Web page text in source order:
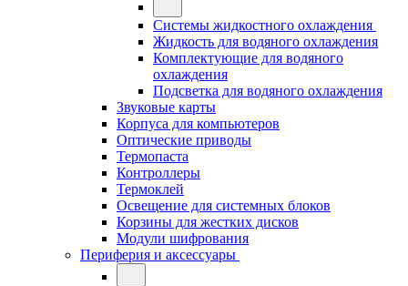
Системы жидкостного охлаждения
Жидкость для водяного охлаждения
Комплектующие для водяного
охлаждения
Подсветка для водяного охлаждения
Звуковые карты
Корпуса для компьютеров
Оптические приводы
Термопаста
Контроллеры
Термоклей
Освещение для системных блоков
Корзины для жестких дисков
Модули шифрования
Периферия и аксессуары